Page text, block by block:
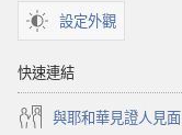
設定外觀
快速連結
與耶和華見證人見面